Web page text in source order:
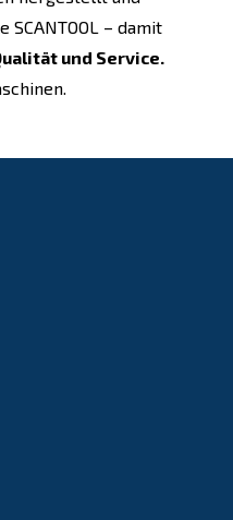
– damit
und Service.